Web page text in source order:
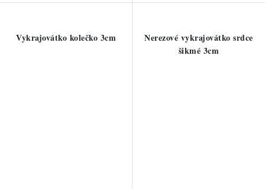
Vykrajovátko kolečko 3cm
Nerezové vykrajovátko srdce
šikmé 3cm